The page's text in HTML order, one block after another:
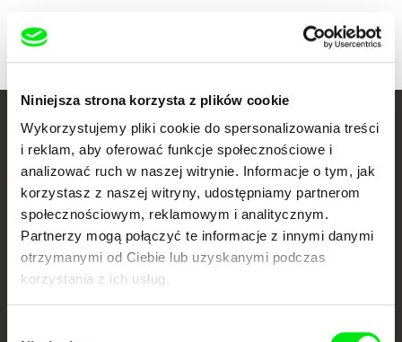
Niniejsza strona korzysta z plików cookie
Wykorzystujemy pliki cookie do spersonalizowania treści
i reklam, aby oferować funkcje społecznościowe i
analizować ruch w naszej witrynie. Informacje o tym, jak
korzystasz z naszej witryny, udostępniamy partnerom
społecznościowym, reklamowym i analitycznym.
Partnerzy mogą połączyć te informacje z innymi danymi
otrzymanymi od Ciebie lub uzyskanymi podczas
korzystania z ich usług.
Twoje kino
dokumentalne online
Nowe festiwalowe filmy
każdego tygodnia
współpracy 7 europejskich festiwali kina dokumentalnego. Naszym celem